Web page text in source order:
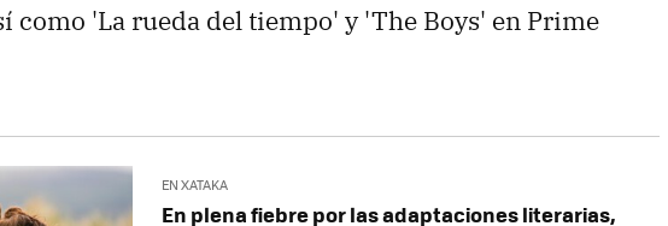
como 'La rueda del tiempo' y 'The Boys' en Prime
EN XATAKA
En plena fiebre por las adaptaciones literarias,